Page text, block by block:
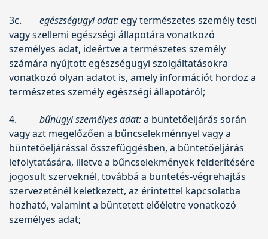
3c. egészségügyi adat:egy természetes személy testi
vagy szellemi egészségi állapotára vonatkozó
személyes adat, ideértve a természetes személy
számára nyújtott egészségügyi szolgáltatásokra
vonatkozó olyan adatot is, amely információt hordoz a
természetes személy egészségi állapotáról;
4. bűnügyi személyes adat:a büntetőeljárás során
vagy azt megelőzően a bűncselekménnyel vagy a
büntetőeljárással összefüggésben, a büntetőeljárás
lefolytatására, illetve a bűncselekmények felderítésére
jogosult szerveknél, továbbá a büntetés-végrehajtás
szervezeténél keletkezett, az érintettel kapcsolatba
hozható, valamint a büntetett előéletre vonatkozó
személyes adat;